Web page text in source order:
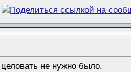
не нужно было.